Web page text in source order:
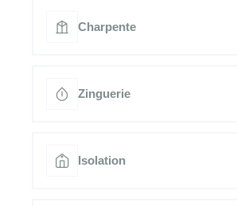
Charpente
Zinguerie
Isolation